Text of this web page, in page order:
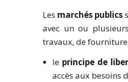
Les marchés publics
avec un ou
travaux, de
le principe de
accès aux besoins